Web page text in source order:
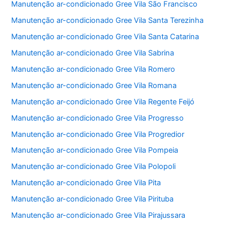
Manutenção ar-condicionado Gree Vila São Francisco
Manutenção ar-condicionado Gree Vila Santa Terezinha
Manutenção ar-condicionado Gree Vila Santa Catarina
Manutenção ar-condicionado Gree Vila Sabrina
Manutenção ar-condicionado Gree Vila Romero
Manutenção ar-condicionado Gree Vila Romana
Manutenção ar-condicionado Gree Vila Regente Feijó
Manutenção ar-condicionado Gree Vila Progresso
Manutenção ar-condicionado Gree Vila Progredior
Manutenção ar-condicionado Gree Vila Pompeia
Manutenção ar-condicionado Gree Vila Polopoli
Manutenção ar-condicionado Gree Vila Pita
Manutenção ar-condicionado Gree Vila Pirituba
Manutenção ar-condicionado Gree Vila Pirajussara